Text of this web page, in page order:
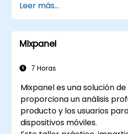
Matomo.
Leer más...
Mixpanel
7 Horas
Mixpanel es una solución
proporciona un análisis
producto y los usuarios
dispositivos móviles.